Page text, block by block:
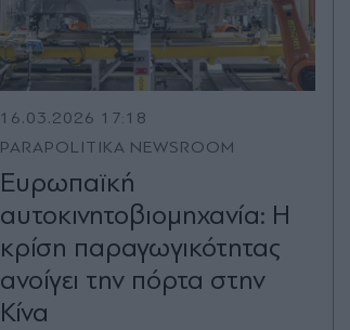
16.03.2026 17:18
PARAPOLITIKA NEWSROOM
Ευρωπαϊκή
αυτοκινητοβιομηχανία: Η
κρίση παραγωγικότητας
ανοίγει την πόρτα στην
Κίνα